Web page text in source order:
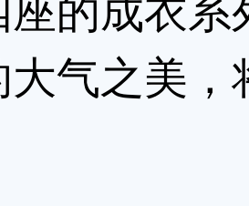
座的成衣
大气之美